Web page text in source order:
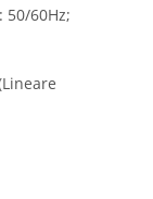
60Hz;